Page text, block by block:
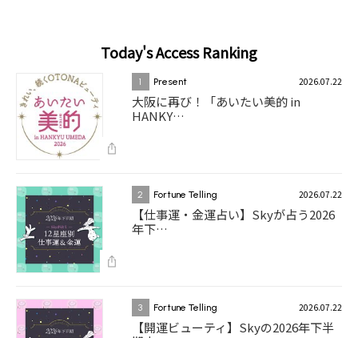
Today's Access Ranking
1 Present 2026.07.22
大阪に再び！「あいたい美的 in
HANKY…
2 Fortune Telling 2026.07.22
【仕事運・金運占い】Skyが占う2026
年下…
3 Fortune Telling 2026.07.22
【開運ビューティ】Skyの2026年下半